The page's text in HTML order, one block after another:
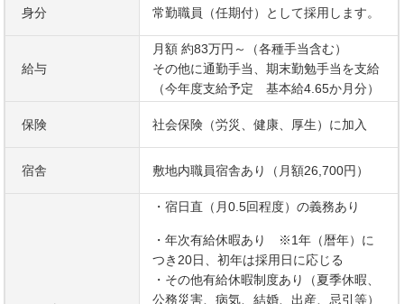
身分 常勤職員（任期付）として採用します。
給与
月額 約83万円～（各種手当含む）
その他に通勤手当、期末勤勉手当を支給
（今年度支給予定 基本給4.65か月分）
保険 社会保険（労災、健康、厚生）に加入
宿舎 敷地内職員宿舎あり（月額26,700円）
・宿日直（月0.5回程度）の義務あり
・年次有給休暇あり ※1年（暦年）に
つき20日、初年は採用日に応じる
・その他有給休暇制度あり（夏季休暇、
公務災害、病気、結婚、出産、忌引等）